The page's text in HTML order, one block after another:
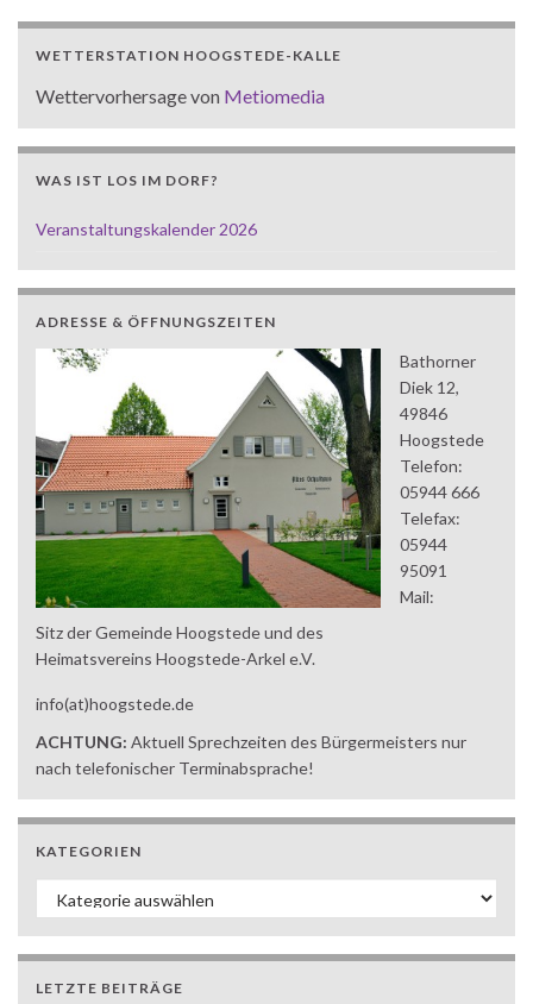
WETTERSTATION HOOGSTEDE-KALLE
Wettervorhersage von Metiomedia
WAS IST LOS IM DORF?
Veranstaltungskalender 2026
ADRESSE & ÖFFNUNGSZEITEN
Sitz der Gemeinde Hoogstede und des
Heimatsvereins Hoogstede-Arkel e.V.
Bathorner
Diek 12,
49846
Hoogstede
Telefon:
05944 666
Telefax:
05944
95091
Mail:
info(at)hoogstede.de
ACHTUNG: Aktuell Sprechzeiten des Bürgermeisters nur
nach telefonischer Terminabsprache!
KATEGORIEN
Kategorien
LETZTE BEITRÄGE